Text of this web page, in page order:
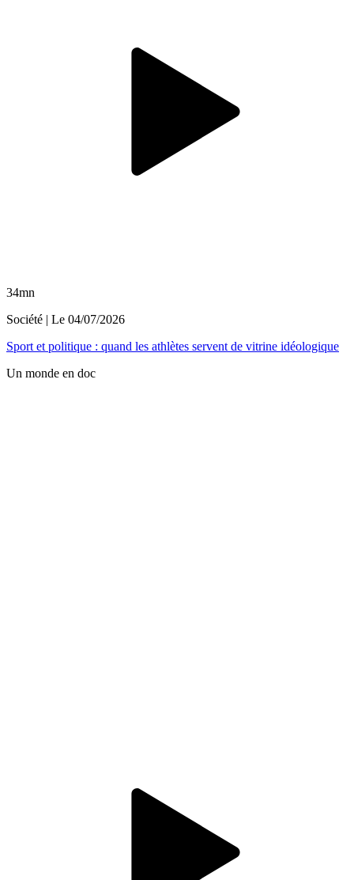
34mn
Société | Le 04/07/2026
Sport et politique : quand les athlètes servent de vitrine idéologique
Un monde en doc